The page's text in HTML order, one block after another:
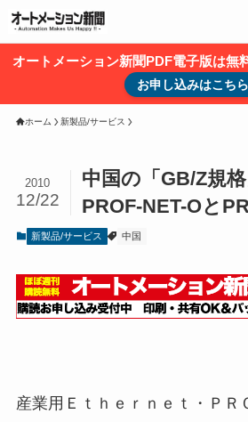
オートメーション新聞PDF電子版は無
お申し込みはこち
ホーム 新製品/サービス
中国の「GB/Z規
PROF-NET-Oと
2010
12/22
新製品/サービス 中国
産業用Ｅｔｈｅｒｎｅｔ・ＰＲ